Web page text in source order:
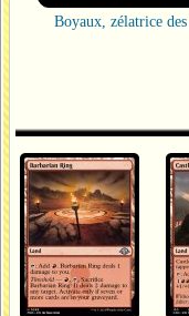
Boyaux, zélatrice des